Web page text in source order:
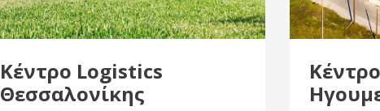
Κέντρο Logistics
Θεσσαλονίκης